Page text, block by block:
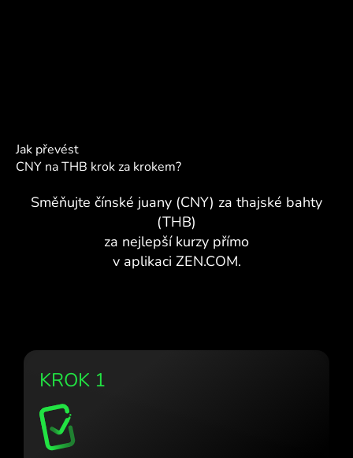
Jak převést
CNY na THB krok za krokem?
Směňujte čínské juany (CNY) za thajské bahty
(THB)
za nejlepší kurzy přímo
v aplikaci ZEN.COM.
KROK 1